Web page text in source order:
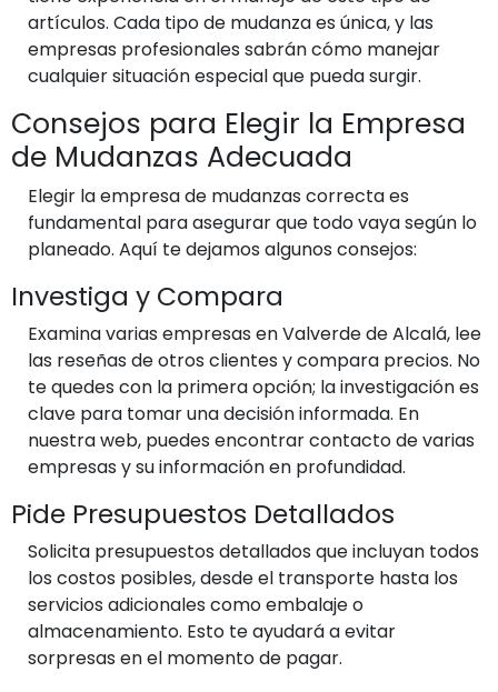
artículos. Cada tipo de mudanza es única, y las
empresas profesionales sabrán cómo manejar
cualquier situación especial que pueda surgir.
Consejos para Elegir la Empresa
de Mudanzas Adecuada
Elegir la empresa de mudanzas correcta es
fundamental para asegurar que todo vaya según lo
planeado. Aquí te dejamos algunos consejos:
Investiga y Compara
Examina varias empresas en Valverde de Alcalá, lee
las reseñas de otros clientes y compara precios. No
te quedes con la primera opción; la investigación es
clave para tomar una decisión informada. En
nuestra web, puedes encontrar contacto de varias
empresas y su información en profundidad.
Pide Presupuestos Detallados
Solicita presupuestos detallados que incluyan todos
los costos posibles, desde el transporte hasta los
servicios adicionales como embalaje o
almacenamiento. Esto te ayudará a evitar
sorpresas en el momento de pagar.